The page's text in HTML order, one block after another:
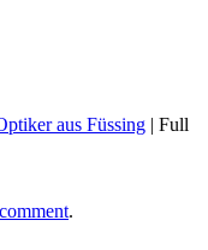
aus Füssing | Full
.